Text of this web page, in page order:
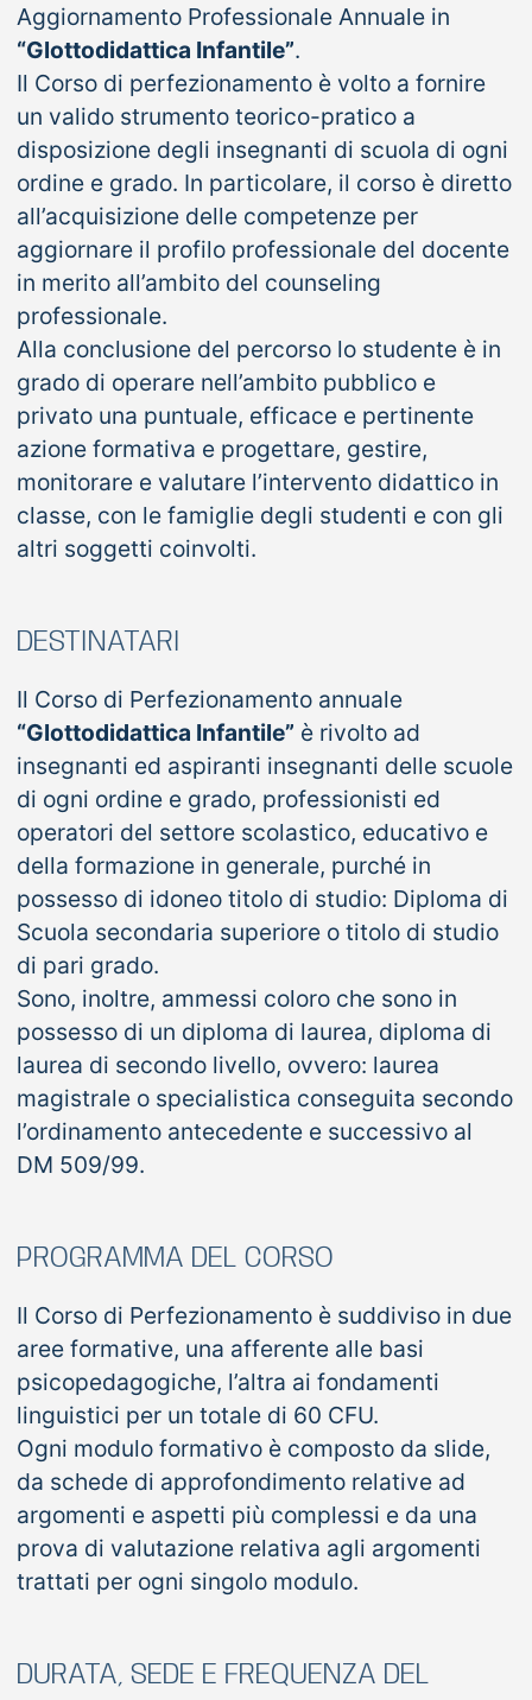
Aggiornamento Professionale Annuale in
“Glottodidattica Infantile”.
Il Corso di perfezionamento è volto a fornire
un valido strumento teorico-pratico a
disposizione degli insegnanti di scuola di ogni
ordine e grado. In particolare, il corso è diretto
all’acquisizione delle competenze per
aggiornare il profilo professionale del docente
in merito all’ambito del counseling
professionale.
Alla conclusione del percorso lo studente è in
grado di operare nell’ambito pubblico e
privato una puntuale, efficace e pertinente
azione formativa e progettare, gestire,
monitorare e valutare l’intervento didattico in
classe, con le famiglie degli studenti e con gli
altri soggetti coinvolti.
DESTINATARI
Il Corso di Perfezionamento annuale
“Glottodidattica Infantile” è rivolto ad
insegnanti ed aspiranti insegnanti delle scuole
di ogni ordine e grado, professionisti ed
operatori del settore scolastico, educativo e
della formazione in generale, purché in
possesso di idoneo titolo di studio: Diploma di
Scuola secondaria superiore o titolo di studio
di pari grado.
Sono, inoltre, ammessi coloro che sono in
possesso di un diploma di laurea, diploma di
laurea di secondo livello, ovvero: laurea
magistrale o specialistica conseguita secondo
l’ordinamento antecedente e successivo al
DM 509/99.
PROGRAMMA DEL CORSO
Il Corso di Perfezionamento è suddiviso in due
aree formative, una afferente alle basi
psicopedagogiche, l’altra ai fondamenti
linguistici per un totale di 60 CFU.
Ogni modulo formativo è composto da slide,
da schede di approfondimento relative ad
argomenti e aspetti più complessi e da una
prova di valutazione relativa agli argomenti
trattati per ogni singolo modulo.
DURATA, SEDE E FREQUENZA DEL